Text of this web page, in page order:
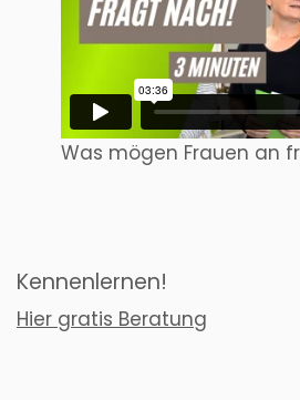
Was mögen Frauen an
Kennenlernen!
Hier gratis Beratung